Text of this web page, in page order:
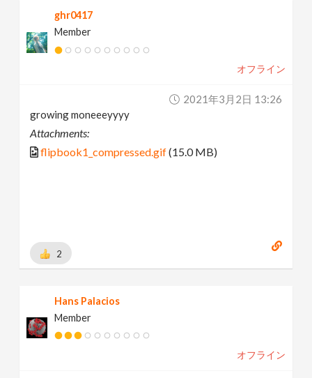
ghr0417
Member
オフライン
2021年3月2日 13:26
growing moneeeyyyy
Attachments:
flipbook1_compressed.gif(15.0 MB)
2
Hans Palacios
Member
オフライン